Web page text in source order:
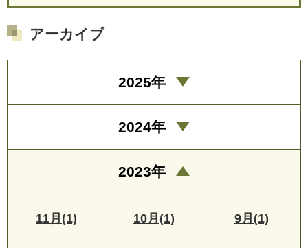
アーカイブ
2025年
2024年
2023年
11月(1) 10月(1) 9月(1)